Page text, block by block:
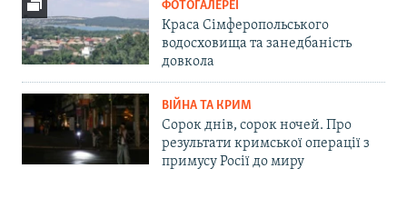
ФОТОГАЛЕРЕЇ
Краса Сімферопольського
водосховища та занедбаність
довкола
ВІЙНА ТА КРИМ
Сорок днів, сорок ночей. Про
результати кримської операції з
примусу Росії до миру